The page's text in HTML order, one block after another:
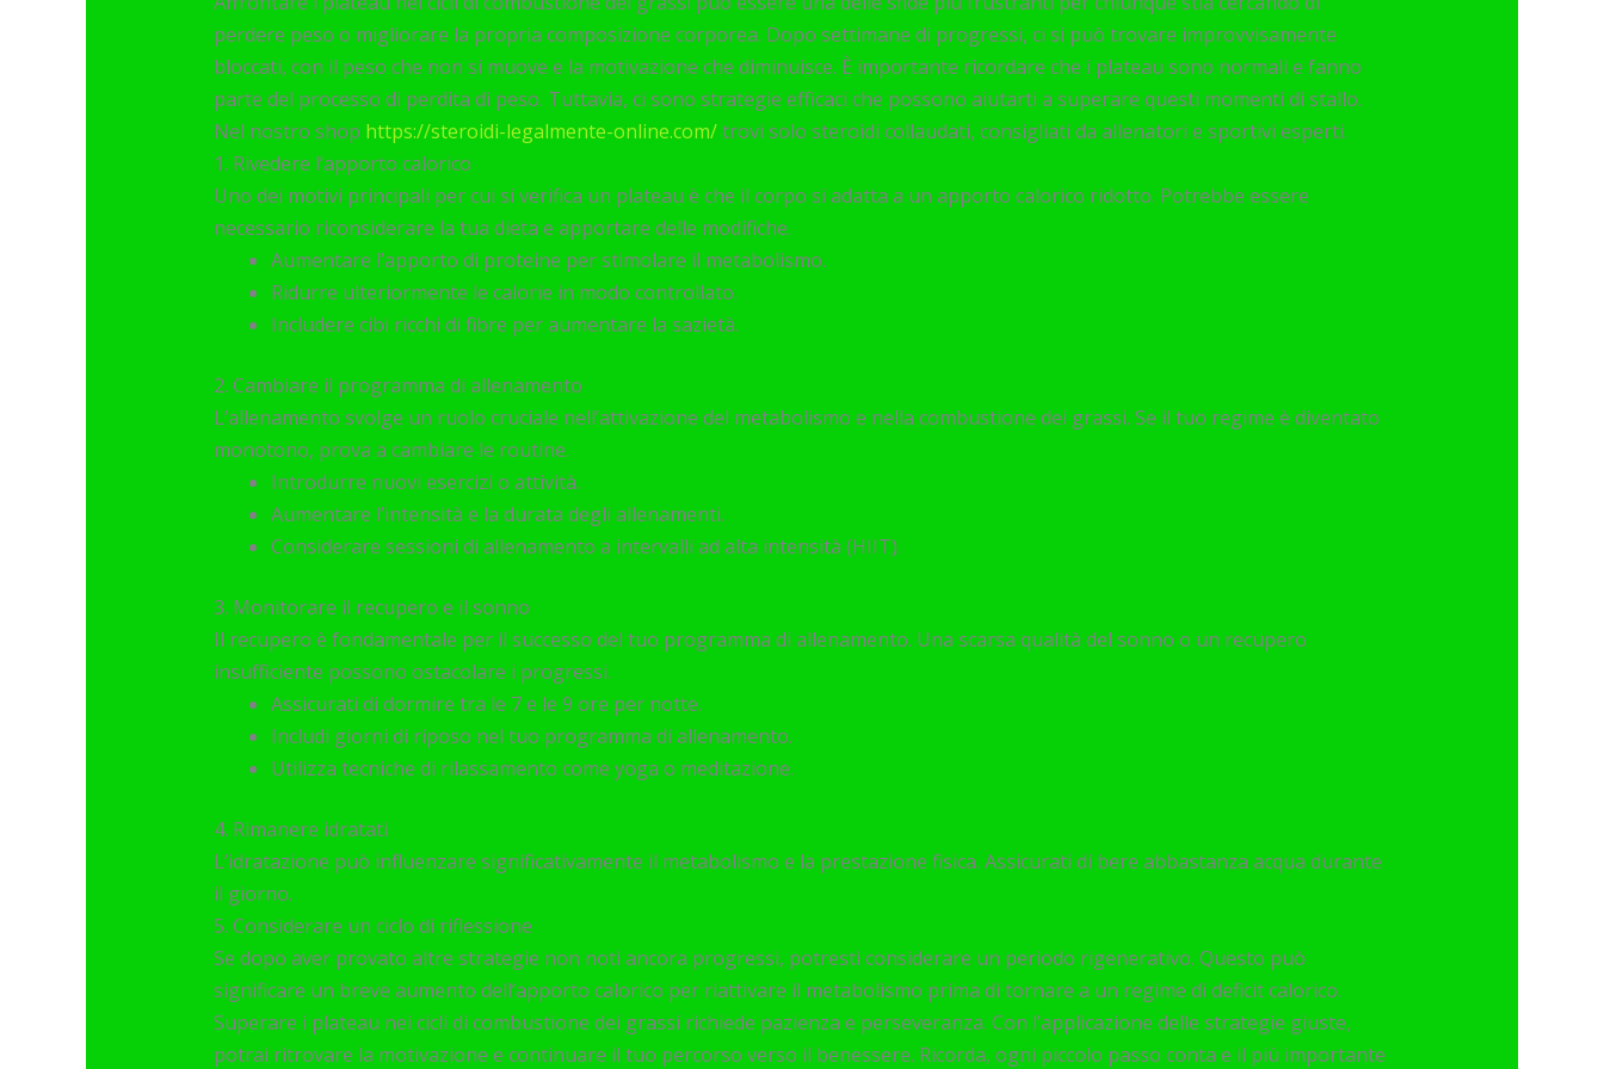
perdere peso o migliorare la propria composizione corporea. Dopo settimane di progressi, ci si può trovare improvvisamente
bloccati, con il peso che non si muove e la motivazione che diminuisce. È importante ricordare che i plateau sono normali e fanno
parte del processo di perdita di peso. Tuttavia, ci sono strategie efficaci che possono aiutarti a superare questi momenti di stallo.
Nel nostro shop https://steroidi-legalmente-online.com/trovi solo steroidi collaudati, consigliati da allenatori e sportivi esperti.
1. Rivedere l’apporto calorico
Uno dei motivi principali per cui si verifica un plateau è che il corpo si adatta a un apporto calorico ridotto. Potrebbe essere
necessario riconsiderare la tua dieta e apportare delle modifiche.
Aumentare l’apporto di proteine per stimolare il metabolismo.
Ridurre ulteriormente le calorie in modo controllato.
Includere cibi ricchi di fibre per aumentare la sazietà.
2. Cambiare il programma di allenamento
L’allenamento svolge un ruolo cruciale nell’attivazione del metabolismo e nella combustione dei grassi. Se il tuo regime è diventato
monotono, prova a cambiare le routine.
Introdurre nuovi esercizi o attività.
Aumentare l’intensità e la durata degli allenamenti.
Considerare sessioni di allenamento a intervalli ad alta intensità (HIIT).
3. Monitorare il recupero e il sonno
Il recupero è fondamentale per il successo del tuo programma di allenamento. Una scarsa qualità del sonno o un recupero
insufficiente possono ostacolare i progressi.
Assicurati di dormire tra le 7 e le 9 ore per notte.
Includi giorni di riposo nel tuo programma di allenamento.
Utilizza tecniche di rilassamento come yoga o meditazione.
4. Rimanere idratati
L’idratazione può influenzare significativamente il metabolismo e la prestazione fisica. Assicurati di bere abbastanza acqua durante
il giorno.
5. Considerare un ciclo di riflessione
Se dopo aver provato altre strategie non noti ancora progressi, potresti considerare un periodo rigenerativo. Questo può
significare un breve aumento dell’apporto calorico per riattivare il metabolismo prima di tornare a un regime di deficit calorico.
Superare i plateau nei cicli di combustione dei grassi richiede pazienza e perseveranza. Con l’applicazione delle strategie giuste,
potrai ritrovare la motivazione e continuare il tuo percorso verso il benessere. Ricorda, ogni piccolo passo conta e il più importante